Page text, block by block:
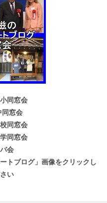
同窓会
同窓会
同窓会
同窓会
会
トブログ」画像をクリックし
い